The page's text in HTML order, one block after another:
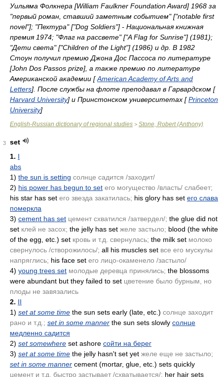
Уильяма Фолкнера [William Faulkner Foundation Award] 1968 за
"первый роман, ставший заметным событием" ["notable first
novel"]; "Пехтура" ["Dog Soldiers"] - Национальная книжная
премия 1974; "Флаг на рассвете" ["A Flag for Sunrise"] (1981);
"Дети света" ["Children of the Light"] (1986) и др. В 1982
Стоун получил премию Джона Дос Пассоса по литературе
[John Dos Passos prize], а также премию по литературе
Американской академии [American Academy of Arts and
Letters]. После службы на флоте преподавал в Гарвардском [
Harvard University] и Принстонском университетах [Princeton
University]
English-Russian dictionary of regional studies > Stone, Robert (Anthony)
3
set
1. I
abs
1) the sun is setting солнце садится /заходит/
2) his power has begun to set его могущество /власть/ слабеет;
his star has set его звезда закатилась; his glory has set его слава
померкла
3) cement has set цемент схватился /затвердел/; the glue did not
set клей не засох; the jelly has set желе застыло; blood (the white
of the egg, etc.) set кровь и т.д. свернулась; the milk set молоко
свернулось /створожилось/; all his muscles set все его мускулы
напряглись; his face set его лицо-окаменело /застыло/
4) young trees set молодые деревца принялись; the blossoms
were abundant but they failed to set цветение было бурным, но
плоды не завязались
2. II
1) set at some time the sun sets early (late, etc.) солнце заходит
рано и т.д.; set in some manner the sun sets slowly солнце
медленно садится
2) set somewhere set ashore сойти на берег
3) set at some time the jelly hasn't set yet желе еще не застыло;
set in some manner cement (mortar, glue, etc.) sets quickly
цемент и т.д. быстро застывает /схватывается/; her hair sets